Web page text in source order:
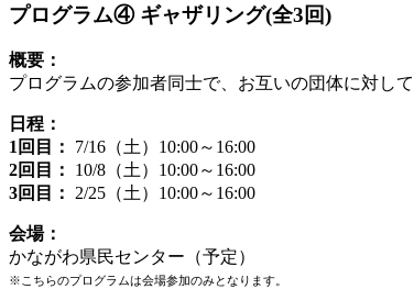
プログラム④ ギャザリング(全3回)
概要：
プログラムの参加者同士で、お互いの団体に対し
日程：
1回目：
7/16（土）10:00～16:00
2回目：
10/8（土）10:00～16:00
3回目：
2/25（土）10:00～16:00
会場：
かながわ県民センター（予定）
※こちらのプログラムは会場参加のみとなります。